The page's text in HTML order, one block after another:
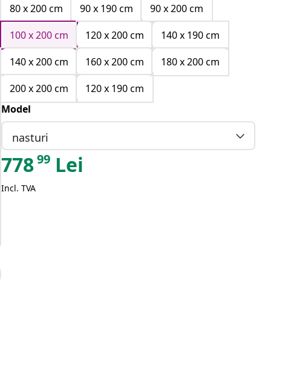
80 x 200 cm
90 x 190 cm
90 x 200 cm
100 x 200 cm
120 x 200 cm
140 x 190 cm
140 x 200 cm
160 x 200 cm
180 x 200 cm
200 x 200 cm
120 x 190 cm
Model
nasturi
77899 Lei
Incl. TVA